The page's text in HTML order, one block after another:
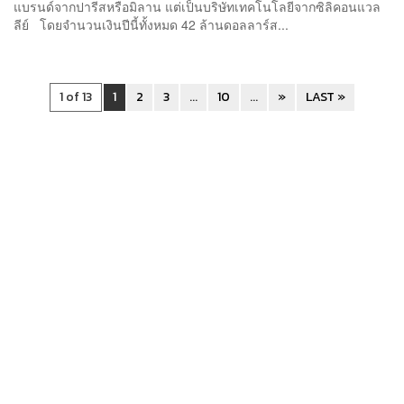
แบรนด์จากปารีสหรือมิลาน แต่เป็นบริษัทเทคโนโลยีจากซิลิคอนแวล
ลีย์ โดยจำนวนเงินปีนี้ทั้งหมด 42 ล้านดอลลาร์ส...
1 of 13 1 2 3 ... 10 ... » LAST »